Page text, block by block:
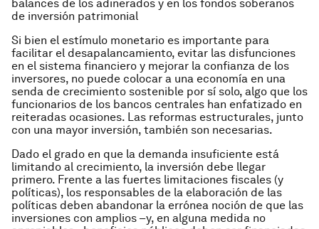
balances de los adinerados y en los fondos soberanos
de inversión patrimonial
Si bien el estímulo monetario es importante para
facilitar el desapalancamiento, evitar las disfunciones
en el sistema financiero y mejorar la confianza de los
inversores, no puede colocar a una economía en una
senda de crecimiento sostenible por sí solo, algo que los
funcionarios de los bancos centrales han enfatizado en
reiteradas ocasiones. Las reformas estructurales, junto
con una mayor inversión, también son necesarias.
Dado el grado en que la demanda insuficiente está
limitando al crecimiento, la inversión debe llegar
primero. Frente a las fuertes limitaciones fiscales (y
políticas), los responsables de la elaboración de las
políticas deben abandonar la errónea noción de que las
inversiones con amplios –y, en alguna medida no